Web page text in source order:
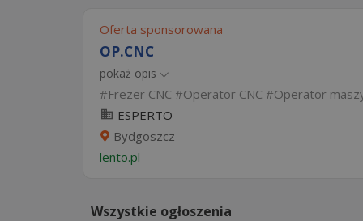
Oferta sponsorowana
OP.CNC
pokaż opis
Frezer CNC Operator CNC Operator
ESPERTO
Bydgoszcz
lento.pl
Wszystkie ogłoszenia